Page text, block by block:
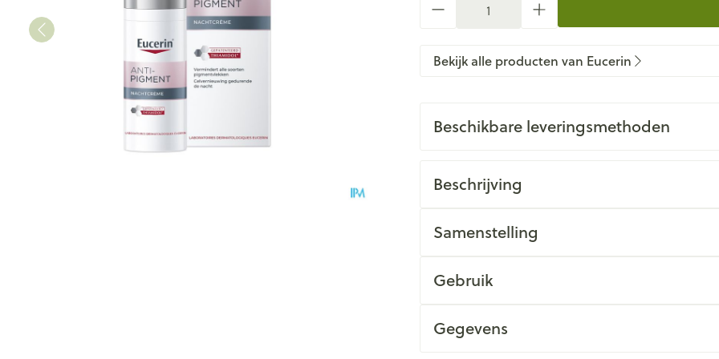
Bekijk alle producten van Eucerin
Beschikbare leveringsmethoden
Beschrijving
Samenstelling
Gebruik
Gegevens